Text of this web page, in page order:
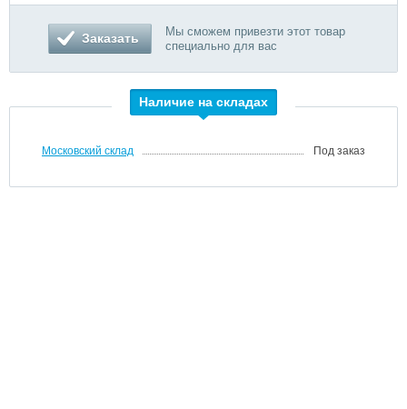
Заказать
Мы сможем привезти этот товар
специально для вас
Наличие на складах
Московский склад Под заказ